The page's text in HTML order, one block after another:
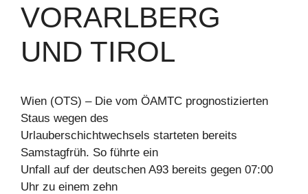
VORARLBERG
UND TIROL
Wien (OTS) – Die vom ÖAMTC prognostizierten
Staus wegen des
Urlauberschichtwechsels starteten bereits
Samstagfrüh. So führte ein
Unfall auf der deutschen A93 bereits gegen 07:00
Uhr zu einem zehn